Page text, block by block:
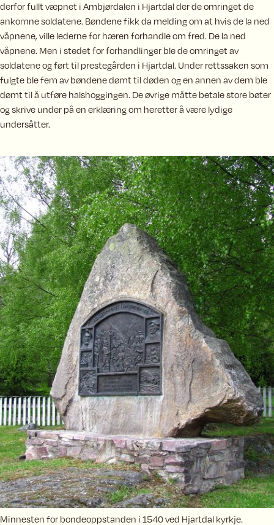
derfor fullt væpnet i Ambjørdalen i Hjartdal der de omringet de
ankomne soldatene. Bøndene fikk da melding om at hvis de la ned
våpnene, ville lederne for hæren forhandle om fred. De la ned
våpnene. Men i stedet for forhandlinger ble de omringet av
soldatene og ført til prestegården i Hjartdal. Under rettssaken som
fulgte ble fem av bøndene dømt til døden og en annen av dem ble
dømt til å utføre halshoggingen. De øvrige måtte betale store bøter
og skrive under på en erklæring om heretter å være lydige
undersåtter.
Minnesten for bondeoppstanden i 1540 ved Hjartdal kyrkje.